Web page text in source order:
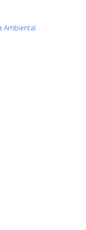
Ambiental